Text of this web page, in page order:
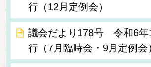
行（12月定例会）
議会だより178号 令和6年
行（7月臨時会・9月定例会